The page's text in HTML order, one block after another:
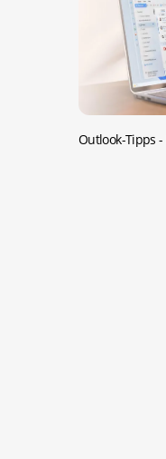
Outlook-Tipps -